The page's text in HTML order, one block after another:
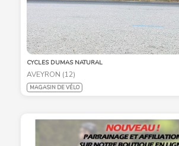
CYCLES DUMAS NATURAL
AVEYRON (12)
MAGASIN DE VÉLO